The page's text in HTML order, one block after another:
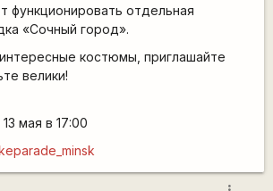
функционировать отдельная
«Сочный город».
костюмы, приглашайте
велики!
мая в 17:00